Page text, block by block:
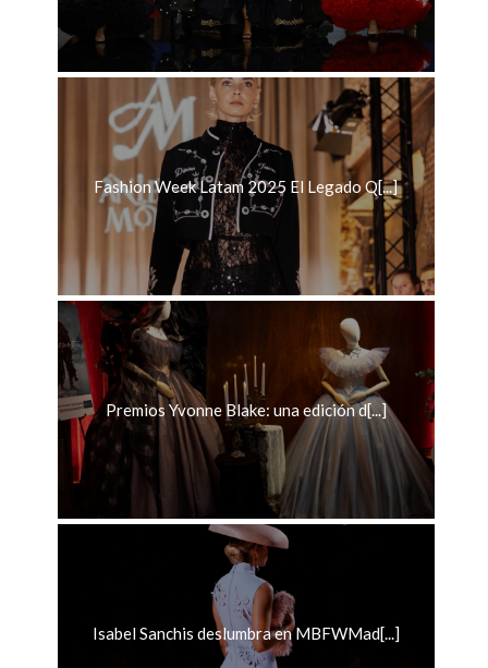
Fashion Week Latam 2025 El Legado Q[...]
Premios Yvonne Blake: una edición d[...]
Isabel Sanchis deslumbra en MBFWMad[...]